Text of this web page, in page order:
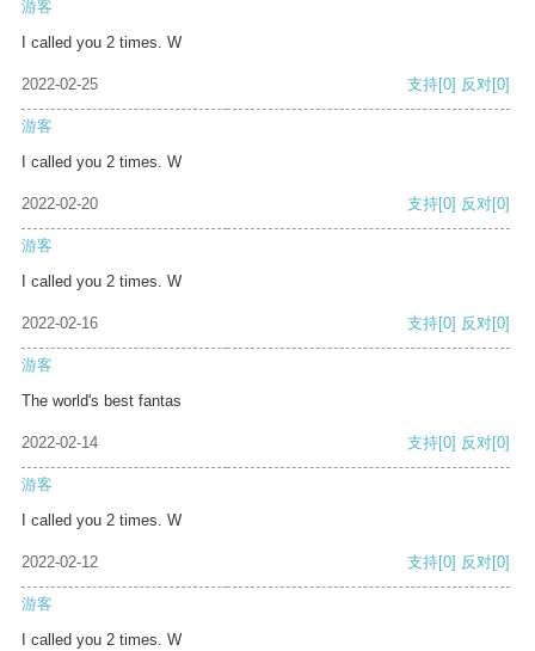
游客
I called you 2 times. W
2022-02-25 支持[0] 反对[0]
游客
I called you 2 times. W
2022-02-20 支持[0] 反对[0]
游客
I called you 2 times. W
2022-02-16 支持[0] 反对[0]
游客
The world's best fantas
2022-02-14 支持[0] 反对[0]
游客
I called you 2 times. W
2022-02-12 支持[0] 反对[0]
游客
I called you 2 times. W